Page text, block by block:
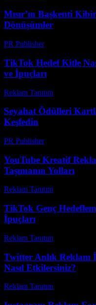
Mısır’ın Başkenti
Dönüşümler
PR Publisher-
TikTok Hedef Kitle
ve İpuçları
Reklam Tanıtım
Seyahat Ödülleri
Keşfedin
PR Publisher-
YouTube Kreatif
Taşımanın Yolları
Reklam Tanıtım
TikTok Genç
İpuçları
Reklam Tanıtım
Twitter Anlık Reklam
Nasıl Etkilersiniz?
Reklam Tanıtım